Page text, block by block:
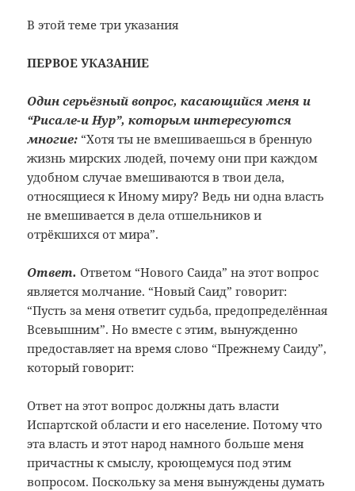
В этой теме три указания
ПЕРВОЕ УКАЗАНИЕ
Один серьёзный вопрос, касающийся меня и
“Рисале-и Нур”, которым интересуются
многие: “Хотя ты не вмешиваешься в бренную
жизнь мирских людей, почему они при каждом
удобном случае вмешиваются в твои дела,
относящиеся к Иному миру? Ведь ни одна власть
не вмешивается в дела отшельников и
отрёкшихся от мира”.
Ответ. Ответом “Нового Саида” на этот вопрос
является молчание. “Новый Саид” говорит:
“Пусть за меня ответит судьба, предопределённая
Всевышним”. Но вместе с этим, вынужденно
предоставляет на время слово “Прежнему Саиду”,
который говорит:
Ответ на этот вопрос должны дать власти
Испартской области и его население. Потому что
эта власть и этот народ намного больше меня
причастны к смыслу, кроющемуся под этим
вопросом. Поскольку за меня вынуждены думать